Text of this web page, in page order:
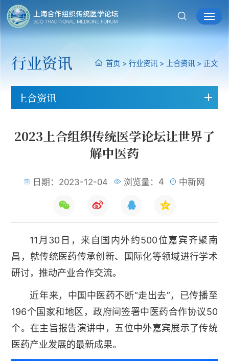
行业资讯 首页> 行业资讯> 上合资讯> 正文
上合资讯
2023上合组织传统医学论坛让世界了
解中医药
日期：2023-12-04 浏览量： 4 中新网
11月30日，来自国内外约500位嘉宾齐聚南
昌，就传统医药传承创新、国际化等领域进行学术
研讨，推动产业合作交流。
近年来，中国中医药不断“走出去”，已传播至
196个国家和地区，政府间签署中医药合作协议50
个。在主旨报告演讲中，五位中外嘉宾展示了传统
医药产业发展的最新成果。